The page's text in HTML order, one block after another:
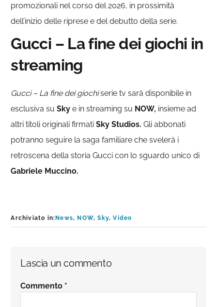
promozionali nel corso del 2026, in prossimità
dell’inizio delle riprese e del debutto della serie.
Gucci – La fine dei giochi in
streaming
Gucci – La fine dei giochiserie tv sarà disponibile in
esclusiva suSky e in streaming su NOW, insieme ad
altri titoli originali firmatiSky Studios. Gli abbonati
potranno seguire la saga familiare che svelerà i
retroscena della storia Gucci con lo sguardo unico di
Gabriele Muccino.
Archiviato in:News,NOW,Sky,Video
Interazioni
del
Lascia un commento
Commento *